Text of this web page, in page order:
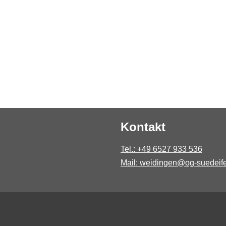
Kontakt
Tel.: +49 6527 933 536
Mail: weidingen@og-